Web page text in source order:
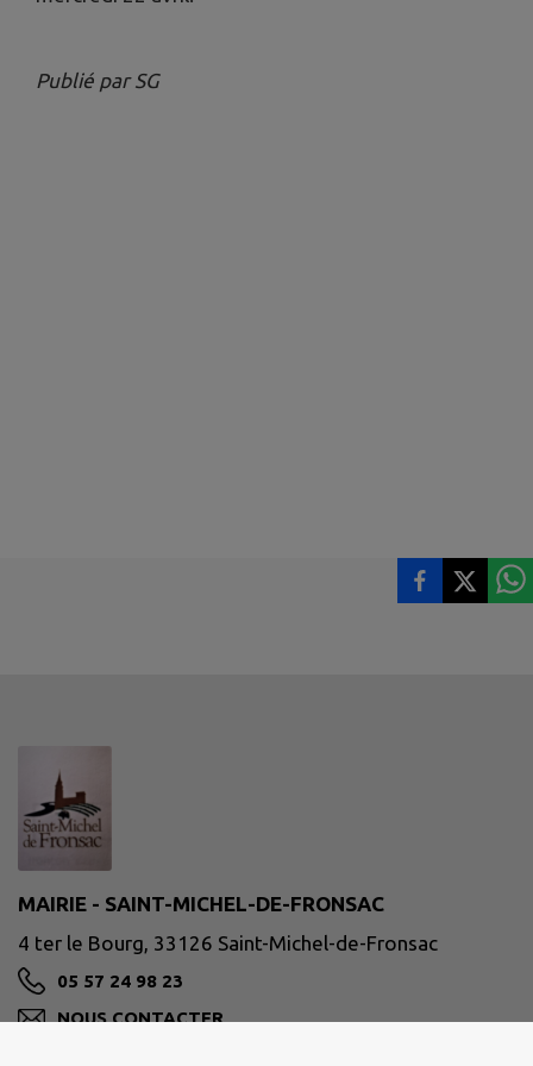
Publié par SG
MAIRIE - SAINT-MICHEL-DE-FRONSAC
4 ter le Bourg, 33126 Saint-Michel-de-Fronsac
05 57 24 98 23
NOUS CONTACTER